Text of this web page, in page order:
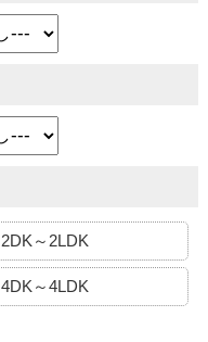
2DK～2LDK
4DK～4LDK